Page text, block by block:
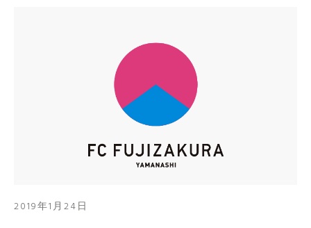
2019年1月24日